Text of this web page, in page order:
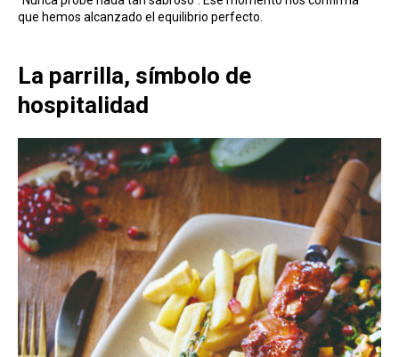
que hemos alcanzado el equilibrio perfecto.
La parrilla, símbolo de
hospitalidad